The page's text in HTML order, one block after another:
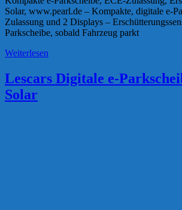
Solar, www.pearl.de – Kompakte, digitale e-
Zulassung und 2 Displays –
Parkscheibe, sobald Fahrzeug parkt
Weiterlesen
Lescars Digitale e-
Solar